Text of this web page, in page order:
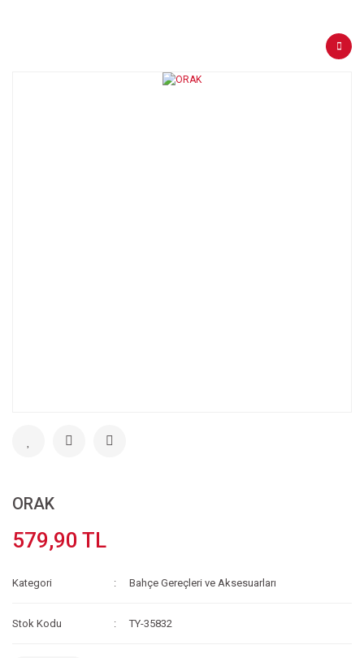
ORAK
579,90 TL
Kategori Bahçe Gereçleri ve Aksesuarları
Stok Kodu TY-35832